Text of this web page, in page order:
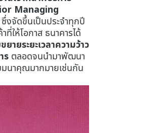
Managing
ซึ่งจัดขึ้นเป็นประจำทุกปี
ให้โอกาส ธนาคารได้
ขยายระยะเวลาความว้าว
ร ตลอดจนนำมาพัฒนา
มนาคุณมากมายเช่นกัน